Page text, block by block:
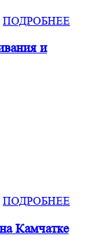
ПОДРОБНЕЕ
и
ПОДРОБНЕЕ
Камчатке